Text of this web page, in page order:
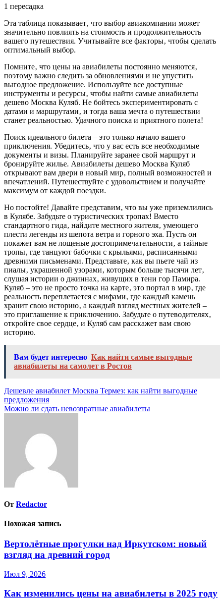
1 пересадка
Эта таблица показывает‚ что выбор авиакомпании может
значительно повлиять на стоимость и продолжительность
вашего путешествия. Учитывайте все факторы‚ чтобы сделать
оптимальный выбор.
Помните‚ что цены на авиабилеты постоянно меняются‚
поэтому важно следить за обновлениями и не упустить
выгодное предложение. Используйте все доступные
инструменты и ресурсы‚ чтобы найти самые авиабилеты
дешево Москва Куляб. Не бойтесь экспериментировать с
датами и маршрутами‚ и тогда ваша мечта о путешествии
станет реальностью. Удачного поиска и приятного полета!
Поиск идеального билета – это только начало вашего
приключения. Убедитесь‚ что у вас есть все необходимые
документы и визы. Планируйте заранее свой маршрут и
бронируйте жилье. Авиабилеты дешево Москва Куляб
открывают вам двери в новый мир‚ полный возможностей и
впечатлений. Путешествуйте с удовольствием и получайте
максимум от каждой поездки.
Но постойте! Давайте представим‚ что вы уже приземлились
в Кулябе. Забудьте о туристических тропах! Вместо
стандартного гида‚ найдите местного жителя‚ умеющего
плести легенды из шепота ветра и горного эха. Пусть он
покажет вам не лощеные достопримечательности‚ а тайные
тропы‚ где танцуют бабочки с крыльями‚ расписанными
древними письменами. Представьте‚ как вы пьете чай из
пиалы‚ украшенной узорами‚ которым больше тысячи лет‚
слушая истории о джиннах‚ живущих в тени гор Памира.
Куляб – это не просто точка на карте‚ это портал в мир‚ где
реальность переплетается с мифами‚ где каждый камень
хранит свою историю‚ а каждый взгляд местных жителей –
это приглашение к приключению. Забудьте о путеводителях‚
откройте свое сердце‚ и Куляб сам расскажет вам свою
историю.
Вам будет интересно Как найти самые выгодные
авиабилеты на самолет в Ростов
Навигация
по
Дешевле авиабилет Москва Термез: как найти выгодные
предложения
Можно ли сдать невозвратные авиабилеты
От Redactor
Похожая запись
Вертолётные прогулки над Иркутском: новый
взгляд на древний город
Июл 9, 2026
Как изменились цены на авиабилеты в 2025 году